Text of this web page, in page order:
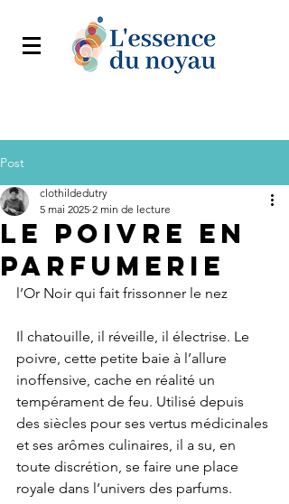
Post
Le Poivre en
Parfumerie
clothildedutry
5 mai 2025 2 min de lecture
l’Or Noir qui fait frissonner le nez
Il chatouille, il réveille, il électrise. Le
poivre, cette petite baie à l’allure
inoffensive, cache en réalité un
tempérament de feu. Utilisé depuis
des siècles pour ses vertus médicinales
et ses arômes culinaires, il a su, en
toute discrétion, se faire une place
royale dans l’univers des parfums.